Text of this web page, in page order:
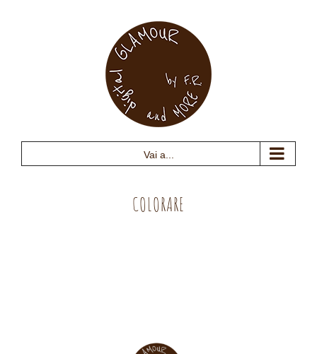
Vai a...
COLORARE